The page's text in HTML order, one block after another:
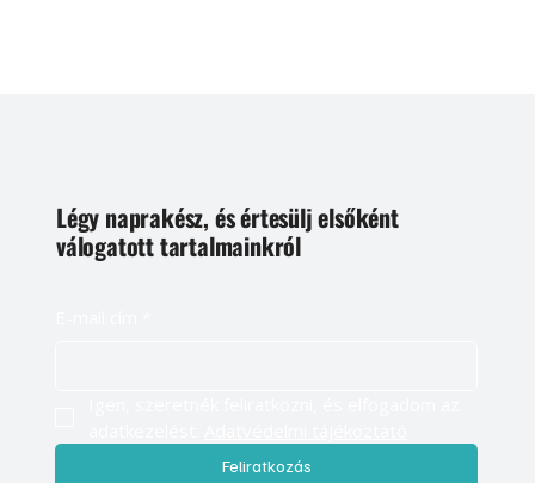
Légy naprakész, és értesülj elsőként
válogatott tartalmainkról
Feliratkozás